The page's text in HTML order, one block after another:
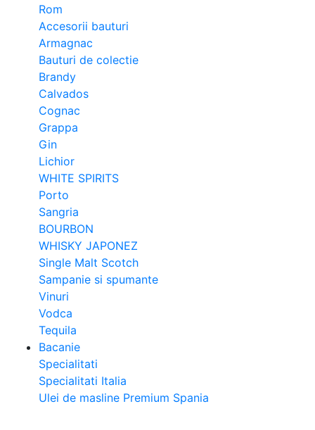
Rom
Accesorii bauturi
Armagnac
Bauturi de colectie
Brandy
Calvados
Cognac
Grappa
Gin
Lichior
WHITE SPIRITS
Porto
Sangria
BOURBON
WHISKY JAPONEZ
Single Malt Scotch
Sampanie si spumante
Vinuri
Vodca
Tequila
Bacanie
Specialitati
Specialitati Italia
Ulei de masline Premium Spania